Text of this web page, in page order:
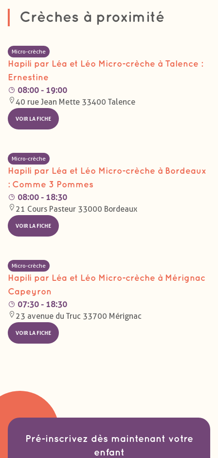
Crèches à proximité
Micro-crèche
Hapili par Léa et Léo Micro-crèche à Talence :
Ernestine
08:00 - 19:00
40 rue Jean Mette 33400 Talence
VOIR LA FICHE
Micro-crèche
Hapili par Léa et Léo Micro-crèche à Bordeaux
: Comme 3 Pommes
08:00 - 18:30
21 Cours Pasteur 33000 Bordeaux
VOIR LA FICHE
Micro-crèche
Hapili par Léa et Léo Micro-crèche à Mérignac
Capeyron
07:30 - 18:30
23 avenue du Truc 33700 Mérignac
VOIR LA FICHE
Pré-inscrivez dès maintenant votre
enfant